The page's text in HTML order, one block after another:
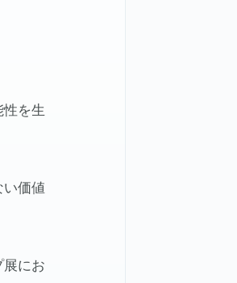
を生
価値
にお